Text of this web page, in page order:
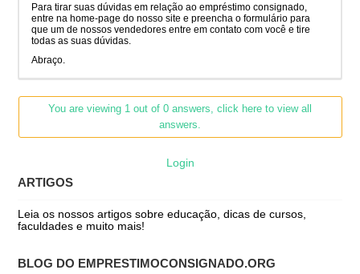
Para tirar suas dúvidas em relação ao empréstimo consignado,
entre na home-page do nosso site e preencha o formulário para
que um de nossos vendedores entre em contato com você e tire
todas as suas dúvidas.
Abraço.
You are viewing 1 out of 0 answers, click here to view all
answers.
Login
ARTIGOS
Leia os nossos artigos sobre educação, dicas de cursos,
faculdades e muito mais!
BLOG DO EMPRESTIMOCONSIGNADO.ORG